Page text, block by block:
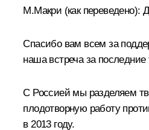
М.Макри (как переведено):
Спасибо вам всем за
наша встреча за
С Россией мы разделяем
плодотворную работу
в 2013 году.